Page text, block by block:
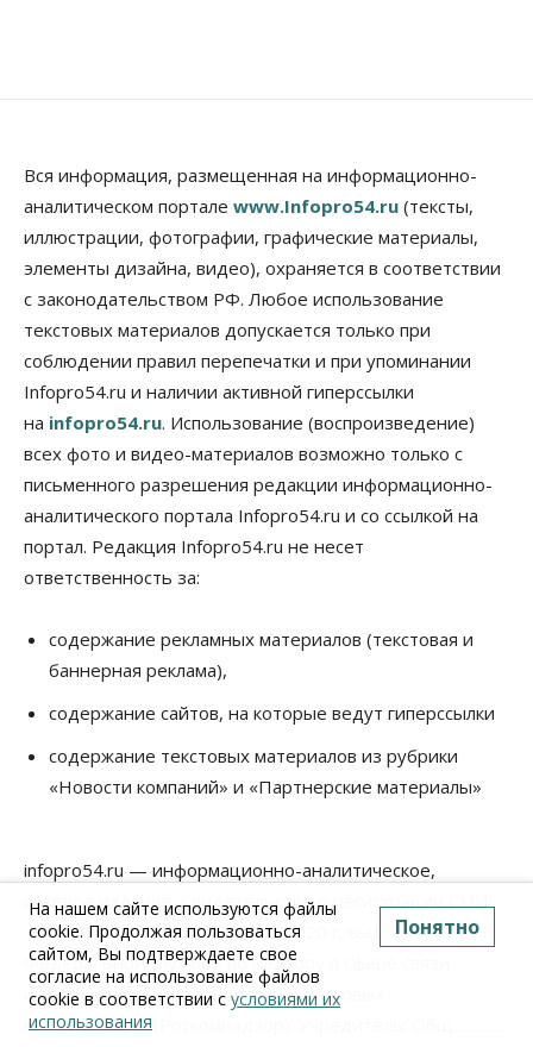
Вся информация, размещенная на информационно-
аналитическом портале www.Infopro54.ru (тексты,
иллюстрации, фотографии, графические материалы,
элементы дизайна, видео), охраняется в соответствии
с законодательством РФ. Любое использование
текстовых материалов допускается только при
соблюдении правил перепечатки и при упоминании
Infopro54.ru и наличии активной гиперссылки
на infopro54.ru. Использование (воспроизведение)
всех фото и видео-материалов возможно только с
письменного разрешения редакции информационно-
аналитического портала Infopro54.ru и со ссылкой на
портал. Редакция Infopro54.ru не несет
ответственность за:
содержание рекламных материалов (текстовая и
баннерная реклама),
содержание сайтов, на которые ведут гиперссылки
содержание текстовых материалов из рубрики
«Новости компаний» и «Партнерские материалы»
infopro54.ru — информационно-аналитическое,
сетевое издание. Свидетельство о регистрации СМИ:
ЭЛ № ФС 77 – 78381 от 29.05.2020 г, выдано
Федеральной службой по надзору в сфере связи,
информационных технологий и массовых
коммуникаций (Роскомнадзор). Учредитель: Общество
На нашем сайте используются файлы
cookie. Продолжая пользоваться
сайтом, Вы подтверждаете свое
согласие на использование файлов
cookie в соответствии с условиями их
использования
Понятно